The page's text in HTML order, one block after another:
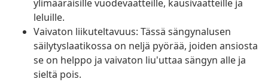
ylimääräisille vuodevaatteille, kausivaatteille ja
leluille.
Vaivaton liikuteltavuus: Tässä sängynalusen
säilytyslaatikossa on neljä pyörää, joiden ansiosta
se on helppo ja vaivaton liu'uttaa sängyn alle ja
sieltä pois.